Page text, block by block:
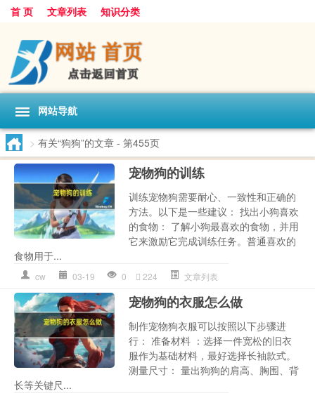
首 页 文章列表 知识分类
网站导航
> 有关“狗狗”的文章 - 第455页
宠物狗的训练
训练宠物狗需要耐心、一致性和正确的
方法。以下是一些建议： 找出小狗喜欢
的食物： 了解小狗最喜欢的食物，并用
它来激励它完成训练任务。普通喜欢的
食物用于...
cw 03-19 0 224 文章列表
宠物狗的衣服怎么做
制作宠物狗衣服可以按照以下步骤进
行： 准备材料 ：选择一件宽松的旧衣
服作为基础材料，最好选择长袖款式。
测量尺寸： 量出狗狗的肩高、胸围、背
长等关键尺...